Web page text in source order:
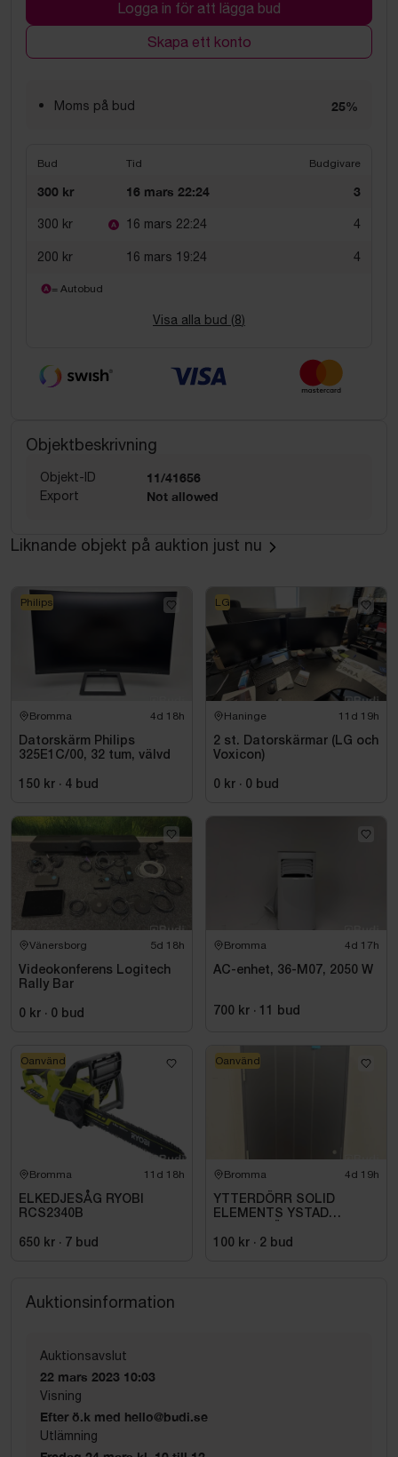
Logga in för att lägga bud
Skapa ett konto
Moms på bud 25%
Bud Tid Budgivare
300 kr 16 mars 22:24 3
300 kr 16 mars 22:24 4
200 kr 16 mars 19:24 4
= Autobud
Visa alla bud (8)
Objektbeskrivning
Objekt-ID 11/41656
Export Not allowed
Liknande objekt på auktion just nu
Bromma 4d 18h
Datorskärm Philips
325E1C/00, 32 tum, välvd
150 kr · 4 bud
Philips
Haninge 11d 19h
2 st. Datorskärmar (LG och
Voxicon)
0 kr · 0 bud
LG
Vänersborg 5d 18h
Videokonferens Logitech
Rally Bar
0 kr · 0 bud
Bromma 4d 17h
AC-enhet, 36-M07, 2050 W
700 kr · 11 bud
Bromma 11d 18h
ELKEDJESÅG RYOBI
RCS2340B
650 kr · 7 bud
Oanvänd
Bromma 4d 19h
YTTERDÖRR SOLID
ELEMENTS YSTAD
100 kr · 2 bud
Oanvänd
Auktionsinformation
Auktionsavslut
22 mars 2023 10:03
Visning
Efter ö.k med hello@budi.se
Utlämning